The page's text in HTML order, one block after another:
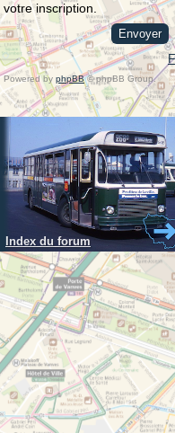
votre inscription.
Powered by phpBB© phpBB Group.
Index du forum